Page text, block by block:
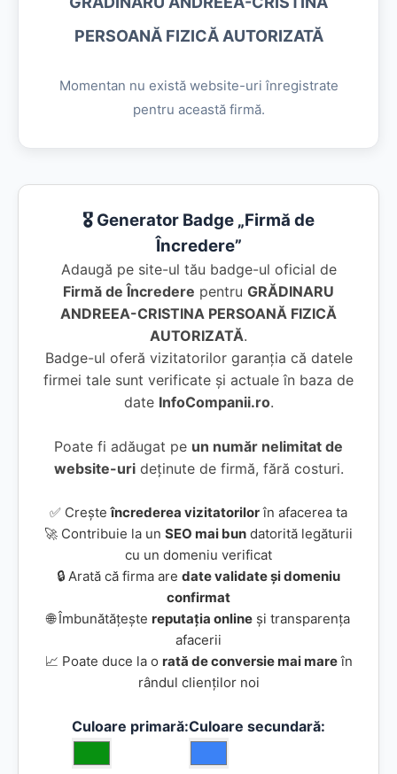
PERSOANĂ FIZICĂ AUTORIZATĂ
Momentan nu există website-uri înregistrate
pentru această firmă.
🎖️ Generator Badge „Firmă de
Încredere”
Adaugă pe site-ul tău badge-ul oficial de
Firmă de Încredere pentru GRĂDINARU
ANDREEA-CRISTINA PERSOANĂ FIZICĂ
AUTORIZATĂ.
Badge-ul oferă vizitatorilor garanția că datele
firmei tale sunt verificate și actuale în baza de
date InfoCompanii.ro.
Poate fi adăugat pe un număr nelimitat de
website-urideținute de firmă, fără costuri.
✅ Creșteîncrederea vizitatorilorîn afacerea ta
🚀 Contribuie la un SEO mai bun datorită legăturii
cu un domeniu verificat
🔒 Arată că firma are date validate și domeniu
confirmat
🌐 Îmbunătățește reputația online și transparența
afacerii
📈 Poate duce la o rată de conversie mai mareîn
rândul clienților noi
Culoare primară:Culoare secundară: